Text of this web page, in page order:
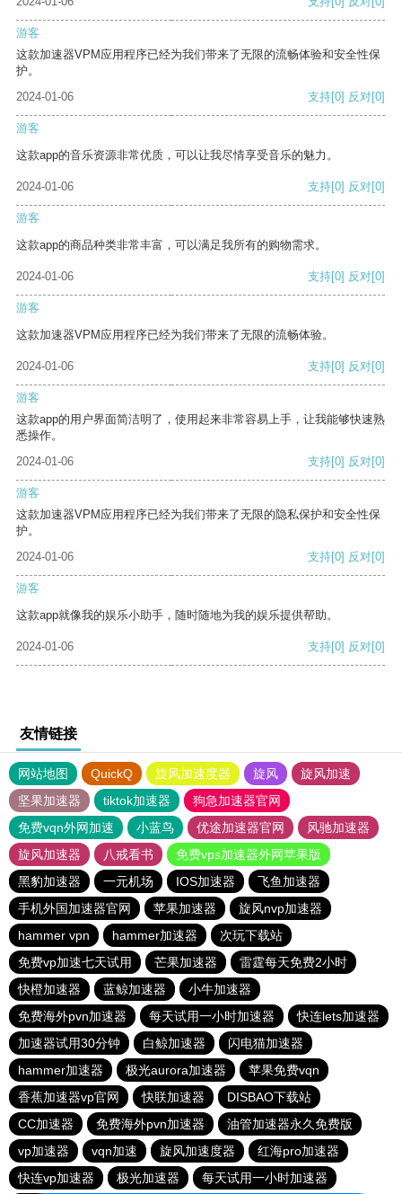
游客
这款加速器VPM应用程序已经为我们带来了无限的流畅体验和安全性保
护。
2024-01-06
支持[0] 反对[0]
游客
这款app的音乐资源非常优质，可以让我尽情享受音乐的魅力。
2024-01-06 支持[0] 反对[0]
游客
这款app的商品种类非常丰富，可以满足我所有的购物需求。
2024-01-06 支持[0] 反对[0]
游客
这款加速器VPM应用程序已经为我们带来了无限的流畅体验。
2024-01-06 支持[0] 反对[0]
游客
这款app的用户界面简洁明了，使用起来非常容易上手，让我能够快速熟
悉操作。
2024-01-06
支持[0] 反对[0]
游客
这款加速器VPM应用程序已经为我们带来了无限的隐私保护和安全性保
护。
2024-01-06
支持[0] 反对[0]
游客
这款app就像我的娱乐小助手，随时随地为我的娱乐提供帮助。
2024-01-06 支持[0] 反对[0]
友情链接
网站地图 QuickQ 旋风加速度器 旋风
旋风加速
坚果加速器
tiktok加速器
狗急加速器官网
免费vqn外网加速
小蓝鸟 优途加速器官网
风驰加速器
旋风加速器
八戒看书
免费vps加速器外网苹果版
黑豹加速器
一元机场 IOS加速器
飞鱼加速器
手机外国加速器官网
苹果加速器
旋风nvp加速器
hammer vpn
hammer加速器
次玩下载站
免费vp加速七天试用
芒果加速器
雷霆每天免费2小时
快橙加速器
蓝鲸加速器
小牛加速器
免费海外pvn加速器
每天试用一小时加速器
快连lets加速器
加速器试用30分钟
白鲸加速器
闪电猫加速器
hammer加速器
极光aurora加速器
苹果免费vqn
香蕉加速器vp官网
快联加速器
DISBAO下载站
CC加速器
免费海外pvn加速器
油管加速器永久免费版
vp加速器
vqn加速 旋风加速度器
红海pro加速器
快连vp加速器
极光加速器 每天试用一小时加速器